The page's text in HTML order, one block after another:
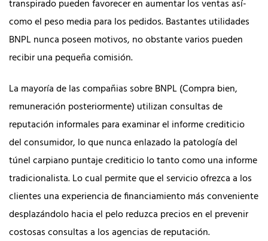
transpirado pueden favorecer en aumentar los ventas así­
como el peso media para los pedidos. Bastantes utilidades
BNPL nunca poseen motivos, no obstante varios pueden
recibir una pequeña comisión.
La mayoría de las compañias sobre BNPL (Compra bien,
remuneración posteriormente) utilizan consultas de
reputación informales para examinar el informe crediticio
del consumidor, lo que nunca enlazado la patologí­a del
túnel carpiano puntaje crediticio lo tanto como una informe
tradicionalista. Lo cual permite que el servicio ofrezca a los
clientes una experiencia de financiamiento más conveniente
desplazándolo hacia el pelo reduzca precios en el prevenir
costosas consultas a los agencias de reputación.